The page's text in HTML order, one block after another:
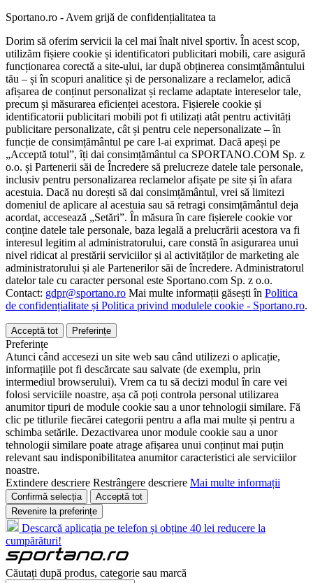
Sportano.ro - Avem grijă de confidențialitatea ta
Dorim să oferim servicii la cel mai înalt nivel sportiv. În acest scop,
utilizăm fișiere cookie și identificatori publicitari mobili, care asigură
funcționarea corectă a site-ului, iar după obținerea consimțământului
tău – și în scopuri analitice și de personalizare a reclamelor, adică
afișarea de conținut personalizat și reclame adaptate intereselor tale,
precum și măsurarea eficienței acestora. Fișierele cookie și
identificatorii publicitari mobili pot fi utilizați atât pentru activități
publicitare personalizate, cât și pentru cele nepersonalizate – în
funcție de consimțământul pe care l-ai exprimat. Dacă apeși pe
„Acceptă totul”, îți dai consimțământul ca SPORTANO.COM Sp. z
o.o. și Partenerii săi de Încredere să prelucreze datele tale personale,
inclusiv pentru personalizarea reclamelor afișate pe site și în afara
acestuia. Dacă nu dorești să dai consimțământul, vrei să limitezi
domeniul de aplicare al acestuia sau să retragi consimțământul deja
acordat, accesează „Setări”. În măsura în care fișierele cookie vor
conține datele tale personale, baza legală a prelucrării acestora va fi
interesul legitim al administratorului, care constă în asigurarea unui
nivel ridicat al prestării serviciilor și al activităților de marketing ale
administratorului și ale Partenerilor săi de încredere. Administratorul
datelor tale cu caracter personal este Sportano.com Sp. z o.o.
Contact: gdpr@sportano.ro Mai multe informații găsești în Politica
de confidențialitate și Politica privind modulele cookie - Sportano.ro.
Acceptă tot Preferințe
Preferințe
Atunci când accesezi un site web sau când utilizezi o aplicație,
informațiile pot fi descărcate sau salvate (de exemplu, prin
intermediul browserului). Vrem ca tu să decizi modul în care vei
folosi serviciile noastre, așa că poți controla personal utilizarea
anumitor tipuri de module cookie sau a unor tehnologii similare. Fă
clic pe titlurile fiecărei categorii pentru a afla mai multe și pentru a
schimba setările. Dezactivarea unor module cookie sau a unor
tehnologii similare poate atrage afișarea unui conținut mai puțin
relevant sau indisponibilitatea anumitor caracteristici ale serviciilor
noastre.
Extindere descriere Restrângere descriere Mai multe informații
Confirmă selecția
Acceptă tot
Revenire la preferințe
Descarcă aplicația pe telefon și obține 40 lei reducere la
cumpărături!
Căutați după produs, categorie sau marcă